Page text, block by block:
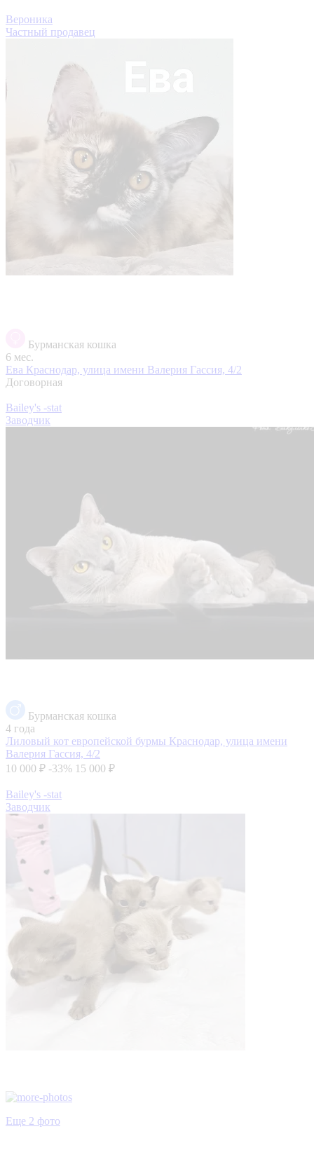
Вероника
Частный продавец
Бурманская кошка
6 мес.
Ева Краснодар, улица имени Валерия Гассия, 4/2
Договорная
Bailey's -stat
Заводчик
Бурманская кошка
4 года
Лиловый кот европейской бурмы Краснодар, улица имени
Валерия Гассия, 4/2
10 000 ₽ -33% 15 000 ₽
Bailey's -stat
Заводчик
Еще 2 фото